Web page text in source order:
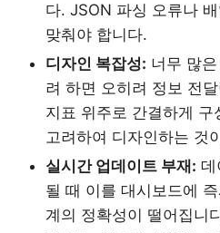
다. JSON 파싱 오류나
맞춰야 합니다.
디자인 복잡성: 너무 많
려 하면 오히려 정보 전
지표 위주로 간결하게
고려하여 디자인하는 것
실시간 업데이트 부재: 데
될 때 이를 대시보드에
계의 정확성이 떨어집니